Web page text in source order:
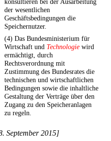
konsultieren bei der Ausarbeitung
der wesentlichen
Geschäftsbedingungen die
Speichernutzer.
(4) Das Bundesministerium für
Wirtschaft und Technologie wird
ermächtigt, durch
Rechtsverordnung mit
Zustimmung des Bundesrates die
technischen und wirtschaftlichen
Bedingungen sowie die inhaltliche
Gestaltung der Verträge über den
Zugang zu den Speicheranlagen
zu regeln.
September 2015]